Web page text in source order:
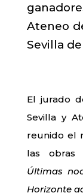
Ateneo
Sevilla
El jurado
Sevilla y
reunido el
las obras
Últimas
Horizonte